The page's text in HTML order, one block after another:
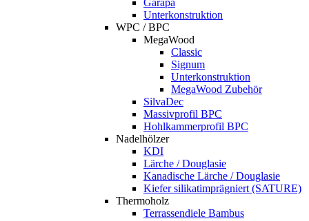
Unterkonstruktion
WPC / BPC
MegaWood
Classic
Signum
Unterkonstruktion
MegaWood Zubehör
SilvaDec
Massivprofil BPC
Hohlkammerprofil BPC
Nadelhölzer
KDI
Lärche / Douglasie
Kanadische Lärche / Douglasie
Kiefer silikatimprägniert (SATURE)
Thermoholz
Terrassendiele Bambus